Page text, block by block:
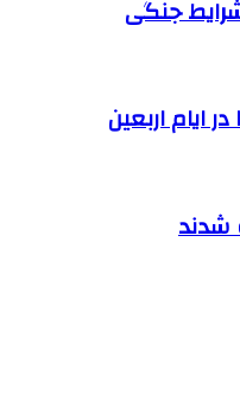
جنگی
ایام اربعین
شدند